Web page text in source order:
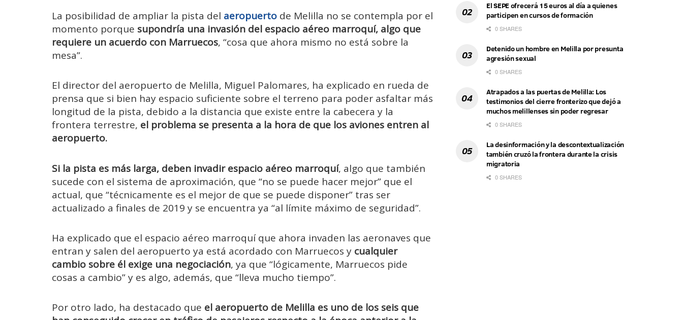
La posibilidad de ampliar la pista del aeropuerto de Melilla no se contempla por el
momento porque supondría una invasión del espacio aéreo marroquí, algo que
requiere un acuerdo con Marruecos, “cosa que ahora mismo no está sobre la
mesa”.
El director del aeropuerto de Melilla, Miguel Palomares, ha explicado en rueda de
prensa que si bien hay espacio suficiente sobre el terreno para poder asfaltar más
longitud de la pista, debido a la distancia que existe entre la cabecera y la
frontera terrestre, el problema se presenta a la hora de que los aviones entren al
aeropuerto.
Si la pista es más larga, deben invadir espacio aéreo marroquí, algo que también
sucede con el sistema de aproximación, que “no se puede hacer mejor” que el
actual, que “técnicamente es el mejor de que se puede disponer” tras ser
actualizado a finales de 2019 y se encuentra ya “al límite máximo de seguridad”.
Ha explicado que el espacio aéreo marroquí que ahora invaden las aeronaves que
entran y salen del aeropuerto ya está acordado con Marruecos y cualquier
cambio sobre él exige una negociación, ya que “lógicamente, Marruecos pide
cosas a cambio” y es algo, además, que “lleva mucho tiempo”.
Por otro lado, ha destacado que el aeropuerto de Melilla es uno de los seis que
El SEPE ofrecerá 15 euros al día a quienes
participen en cursos de formación
0 SHARES
Detenido un hombre en Melilla por presunta
agresión sexual
0 SHARES
Atrapados a las puertas de Melilla: Los
testimonios del cierre fronterizo que dejó a
muchos melillenses sin poder regresar
0 SHARES
La desinformación y la descontextualización
también cruzó la frontera durante la crisis
migratoria
0 SHARES